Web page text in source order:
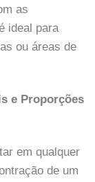
as
ideal para
ou áreas de
e Proporções
em qualquer
de um